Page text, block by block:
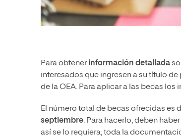
Para obtenerinformación detallada
interesados que ingresen a su título
de la OEA. Para aplicar a las becas
El número total de becas ofrecidas es
septiembre. Para hacerlo, deben
así se lo requiera, toda la